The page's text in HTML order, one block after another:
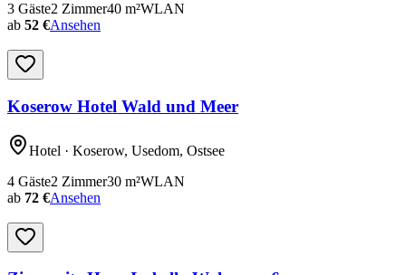
3 Gäste2 Zimmer40 m²WLAN
ab 52 €Ansehen
Koserow Hotel Wald und Meer
Hotel · Koserow, Usedom, Ostsee
4 Gäste2 Zimmer30 m²WLAN
ab 72 €Ansehen